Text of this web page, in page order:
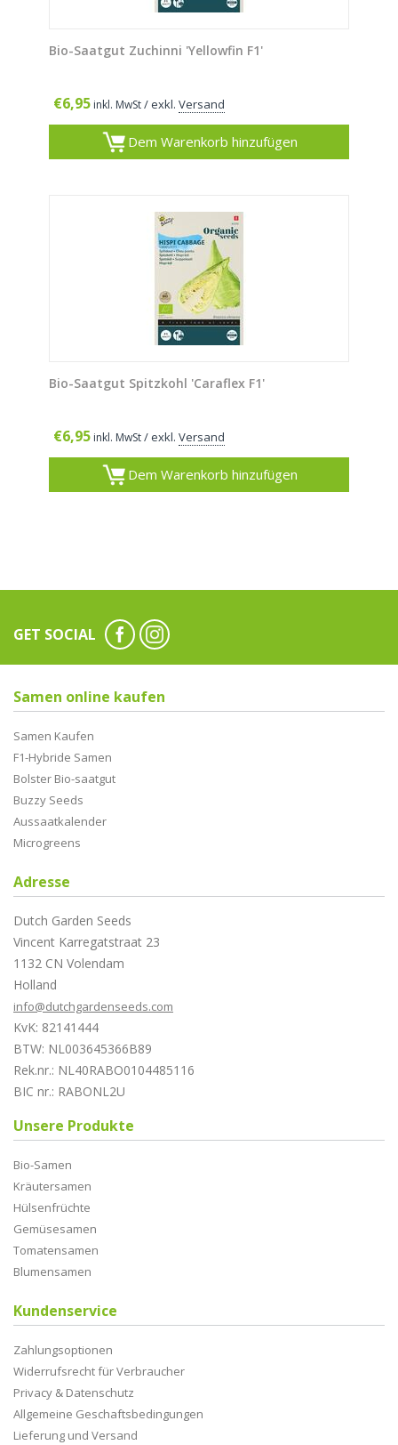
Bio-Saatgut Zuchinni 'Yellowfin F1'
€6,95 inkl. MwSt/ exkl. Versand
Dem Warenkorb hinzufügen
Bio-Saatgut Spitzkohl 'Caraflex F1'
€6,95 inkl. MwSt/ exkl. Versand
Dem Warenkorb hinzufügen
GET SOCIAL
Samen online kaufen
Samen Kaufen
F1-Hybride Samen
Bolster Bio-saatgut
Buzzy Seeds
Aussaatkalender
Microgreens
Adresse
Dutch Garden Seeds
Vincent Karregatstraat 23
1132 CN Volendam
Holland
info@dutchgardenseeds.com
KvK: 82141444
BTW: NL003645366B89
Rek.nr.: NL40RABO0104485116
BIC nr.: RABONL2U
Unsere Produkte
Bio-Samen
Kräutersamen
Hülsenfrüchte
Gemüsesamen
Tomatensamen
Blumensamen
Kundenservice
Zahlungsoptionen
Widerrufsrecht für Verbraucher
Privacy & Datenschutz
Allgemeine Geschaftsbedingungen
Lieferung und Versand